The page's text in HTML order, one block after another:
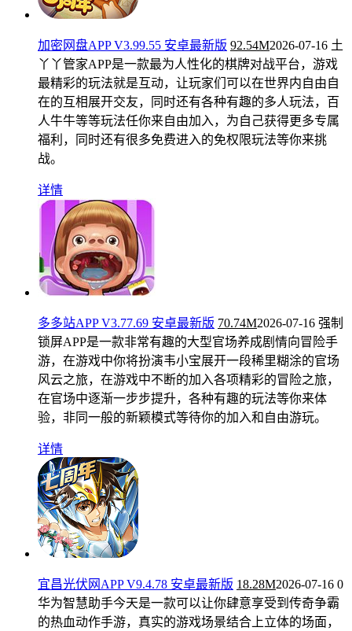
加密网盘APP V3.99.55 安卓最新版 92.54M2026-07-16 土
丫丫管家APP是一款最为人性化的棋牌对战平台，游戏
最精彩的玩法就是互动，让玩家们可以在世界内自由自
在的互相展开交友，同时还有各种有趣的多人玩法，百
人牛牛等等玩法任你来自由加入，为自己获得更多专属
福利，同时还有很多免费进入的免权限玩法等你来挑
战。
详情
多多站APP V3.77.69 安卓最新版 70.74M2026-07-16 强制
锁屏APP是一款非常有趣的大型官场养成剧情向冒险手
游，在游戏中你将扮演韦小宝展开一段稀里糊涂的官场
风云之旅，在游戏中不断的加入各项精彩的冒险之旅，
在官场中逐渐一步步提升，各种有趣的玩法等你来体
验，非同一般的新颖模式等待你的加入和自由游玩。
详情
宜昌光伏网APP V9.4.78 安卓最新版 18.28M2026-07-16 0
华为智慧助手今天是一款可以让你肆意享受到传奇争霸
的热血动作手游，真实的游戏场景结合上立体的场面，